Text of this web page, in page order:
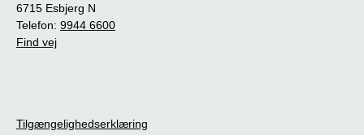
6715 Esbjerg N
Telefon: 9944 6600
Find vej
Tilgængelighedserklæring